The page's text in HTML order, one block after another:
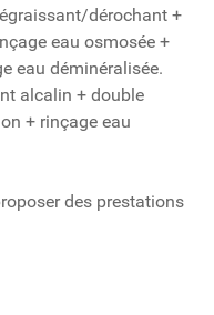
dérochant +
eau osmosée +
eau déminéralisée.
alcalin + double
+ rinçage eau
des prestations